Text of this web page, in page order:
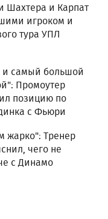
Шахтера и Карпат
игроком и
тура УПЛ
и самый большой
Промоутер
позицию по
с Фьюри
жарко": Тренер
чего не
с Динамо